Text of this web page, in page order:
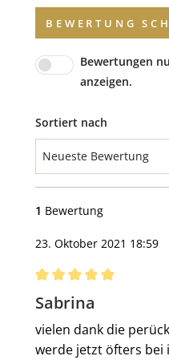
BEWERTUNG
Bewertungen
anzeigen.
Sortiert nach
1 Bewertung
23. Oktober 2021 18:59
Bewertung mit 5 von 5
Sabrina
vielen dank die
werde jetzt öfters bei